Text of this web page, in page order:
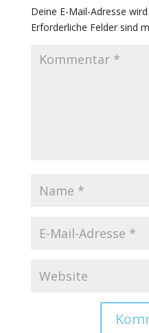
Deine E-Mail-Adresse
Erforderliche Felder sind